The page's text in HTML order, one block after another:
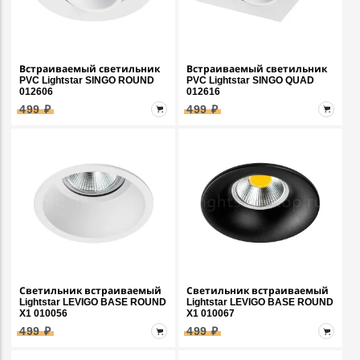
Встраиваемый светильник
PVC Lightstar SINGO ROUND
012606
499 ₽
Встраиваемый светильник
PVC Lightstar SINGO QUAD
012616
499 ₽
Светильник встраиваемый
Lightstar LEVIGO BASE ROUND
X1 010056
499 ₽
Светильник встраиваемый
Lightstar LEVIGO BASE ROUND
X1 010067
499 ₽